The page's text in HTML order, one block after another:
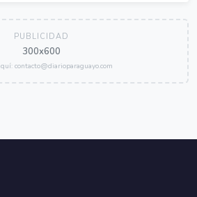
PUBLICIDAD
300x600
contacto@diarioparaguayo.com